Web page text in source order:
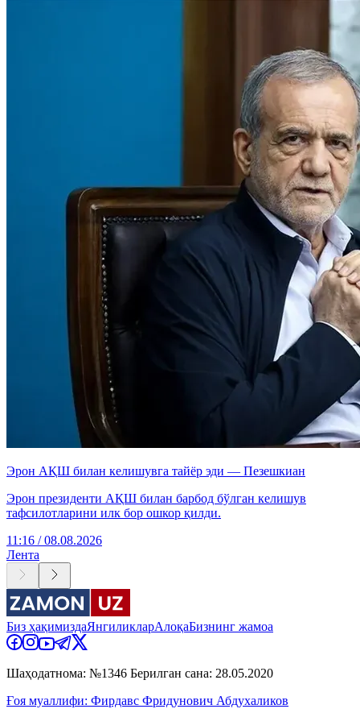
Эрон АҚШ билан келишувга тайёр эди — Пезешкиан
Эрон президенти АҚШ билан барбод бўлган келишув
тафсилотларини илк бор ошкор қилди.
11:16 / 08.08.2026
Лента
Биз ҳақимиздаЯнгиликларАлоқаБизнинг жамоа
Шаҳодатнома: №1346 Берилган сана: 28.05.2020
Ғоя муаллифи: Фирдавс Фридунович Абдухаликов